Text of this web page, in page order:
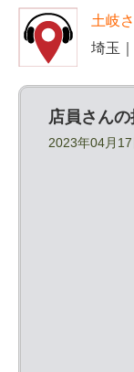
土岐
埼玉
店員さん
2023年04月17